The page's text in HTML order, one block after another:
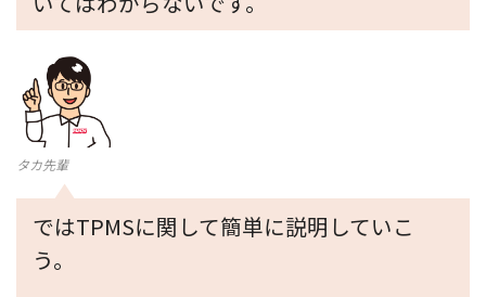
タカ先輩
ではTPMSに関して簡単に説明していこ
う。